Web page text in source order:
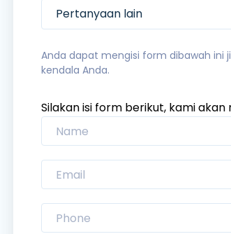
Pertanyaan lain
Anda dapat mengisi form dibawah ini
kendala Anda.
Silakan isi form berikut, kami